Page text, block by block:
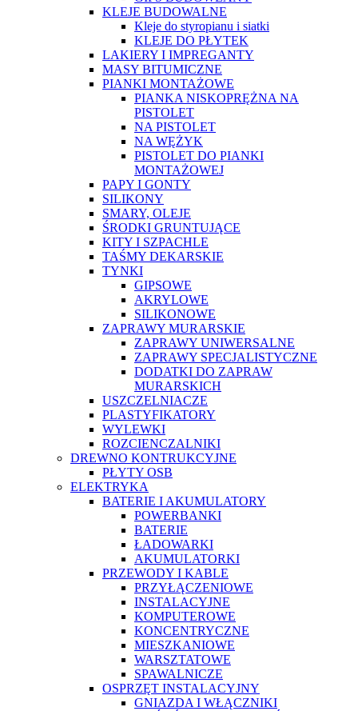
KLEJE BUDOWALNE
Kleje do styropianu i siatki
KLEJE DO PŁYTEK
LAKIERY I IMPREGANTY
MASY BITUMICZNE
PIANKI MONTAŻOWE
PIANKA NISKOPRĘŻNA NA
PISTOLET
NA PISTOLET
NA WĘŻYK
PISTOLET DO PIANKI
MONTAŻOWEJ
PAPY I GONTY
SILIKONY
SMARY, OLEJE
ŚRODKI GRUNTUJĄCE
KITY I SZPACHLE
TAŚMY DEKARSKIE
TYNKI
GIPSOWE
AKRYLOWE
SILIKONOWE
ZAPRAWY MURARSKIE
ZAPRAWY UNIWERSALNE
ZAPRAWY SPECJALISTYCZNE
DODATKI DO ZAPRAW
MURARSKICH
USZCZELNIACZE
PLASTYFIKATORY
WYLEWKI
ROZCIENCZALNIKI
DREWNO KONTRUKCYJNE
PŁYTY OSB
ELEKTRYKA
BATERIE I AKUMULATORY
POWERBANKI
BATERIE
ŁADOWARKI
AKUMULATORKI
PRZEWODY I KABLE
PRZYŁĄCZENIOWE
INSTALACYJNE
KOMPUTEROWE
KONCENTRYCZNE
MIESZKANIOWE
WARSZTATOWE
SPAWALNICZE
OSPRZĘT INSTALACYJNY
GNIAZDA I WŁĄCZNIKI